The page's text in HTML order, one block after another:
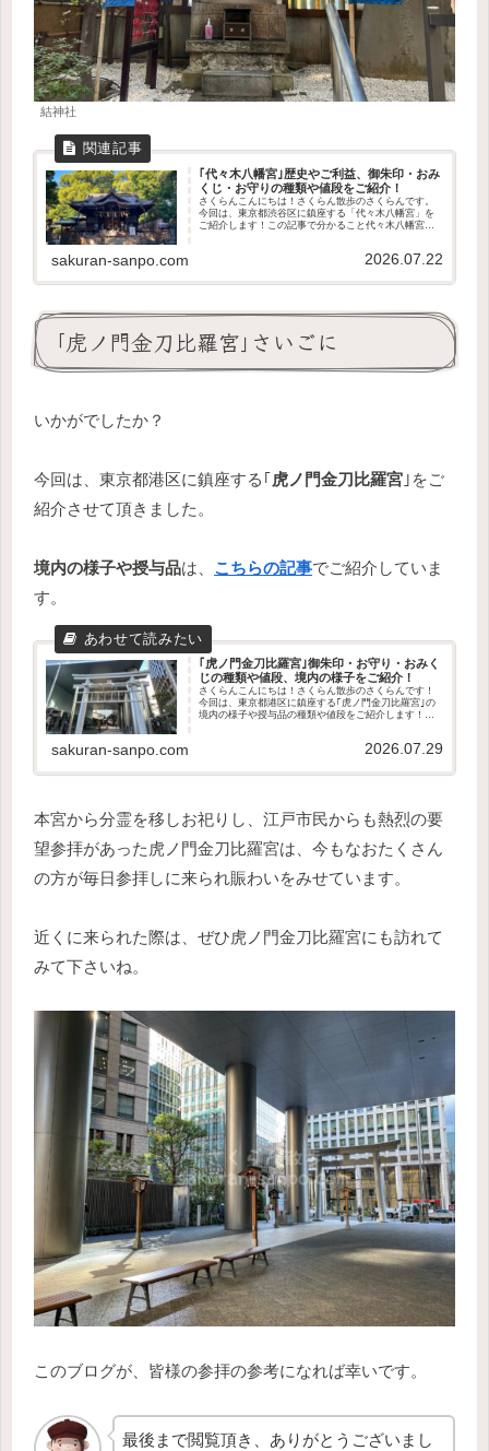
結神社
｢代々木八幡宮｣歴史やご利益、御朱印・おみ
くじ・お守りの種類や値段をご紹介！
さくらんこんにちは！さくらん散歩のさくらんです。
今回は、東京都渋谷区に鎮座する「代々木八幡宮」を
ご紹介します！この記事で分かること代々木八幡宮の
sakuran-sanpo.com 2026.07.22
｢虎ノ門金刀比羅宮｣さいごに
いかがでしたか？
今回は、東京都港区に鎮座する｢虎ノ門金刀比羅宮 ｣をご
紹介させて頂きました。
境内の様子や授与品は、 こちらの記事でご紹介していま
す。
｢虎ノ門金刀比羅宮｣御朱印・お守り・おみく
じの種類や値段、境内の様子をご紹介！
さくらんこんにちは！さくらん散歩のさくらんです！
今回は、東京都港区に鎮座する｢虎ノ門金刀比羅宮｣の
境内の様子や授与品の種類や値段をご紹介します！歴
sakuran-sanpo.com 2026.07.29
本宮から分霊を移しお祀りし、江戸市民からも熱烈の要
望参拝があった虎ノ門金刀比羅宮は、今もなおたくさん
の方が毎日参拝しに来られ賑わいをみせています。
近くに来られた際は、ぜひ虎ノ門金刀比羅宮にも訪れて
みて下さいね。
このブログが、皆様の参拝の参考になれば幸いです。
最後まで閲覧頂き、ありがとうございまし